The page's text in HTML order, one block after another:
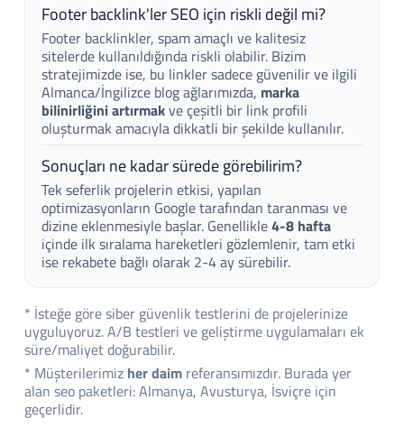
Footer backlink'ler SEO için riskli değil mi?
Footer backlinkler, spam amaçlı ve kalitesiz
sitelerde kullanıldığında riskli olabilir. Bizim
stratejimizde ise, bu linkler sadece güvenilir ve ilgili
Almanca/İngilizce blog ağlarımızda, marka
bilinirliğini artırmakve çeşitli bir link profili
oluşturmak amacıyla dikkatli bir şekilde kullanılır.
Sonuçları ne kadar sürede görebilirim?
Tek seferlik projelerin etkisi, yapılan
optimizasyonların Google tarafından taranması ve
dizine eklenmesiyle başlar. Genellikle4-8 hafta
içinde ilk sıralama hareketleri gözlemlenir, tam etki
ise rekabete bağlı olarak 2-4 ay sürebilir.
* İsteğe göre siber güvenlik testlerini de projelerinize
uyguluyoruz. A/B testleri ve geliştirme uygulamaları ek
süre/maliyet doğurabilir.
* Müşterilerimiz her daim referansımızdır. Burada yer
alan seo paketleri: Almanya, Avusturya, İsviçre için
geçerlidir.